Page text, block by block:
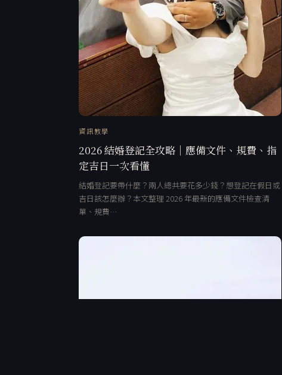
資訊教學
2026 結婚登記全攻略｜應備文件、規費、指
定吉日一次看懂
結婚登記要帶什麼？兩人總共要花多少錢？想登記在假日或
吉日該怎麼辦？本文整理 2026 年最新的應備文件檢查清
單、規費…